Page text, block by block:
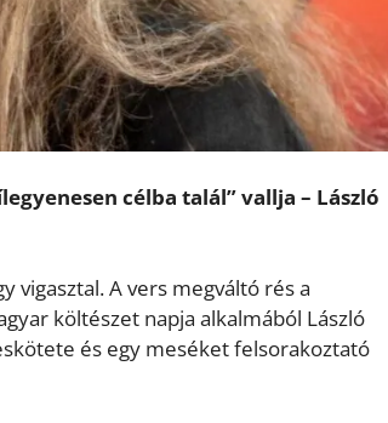
célba talál” vallja – László
vigasztal. A vers megváltó rés a
költészet napja alkalmából László
és egy meséket felsorakoztató